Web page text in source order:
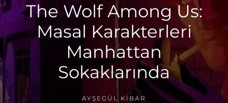
The Wolf Among Us:
Masal Karakterleri
Manhattan
Sokaklarında
AYŞEGÜL KIBAR